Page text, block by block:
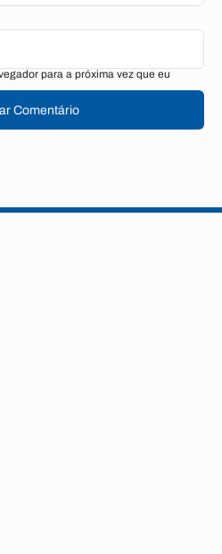
para a próxima vez que eu
Comentário